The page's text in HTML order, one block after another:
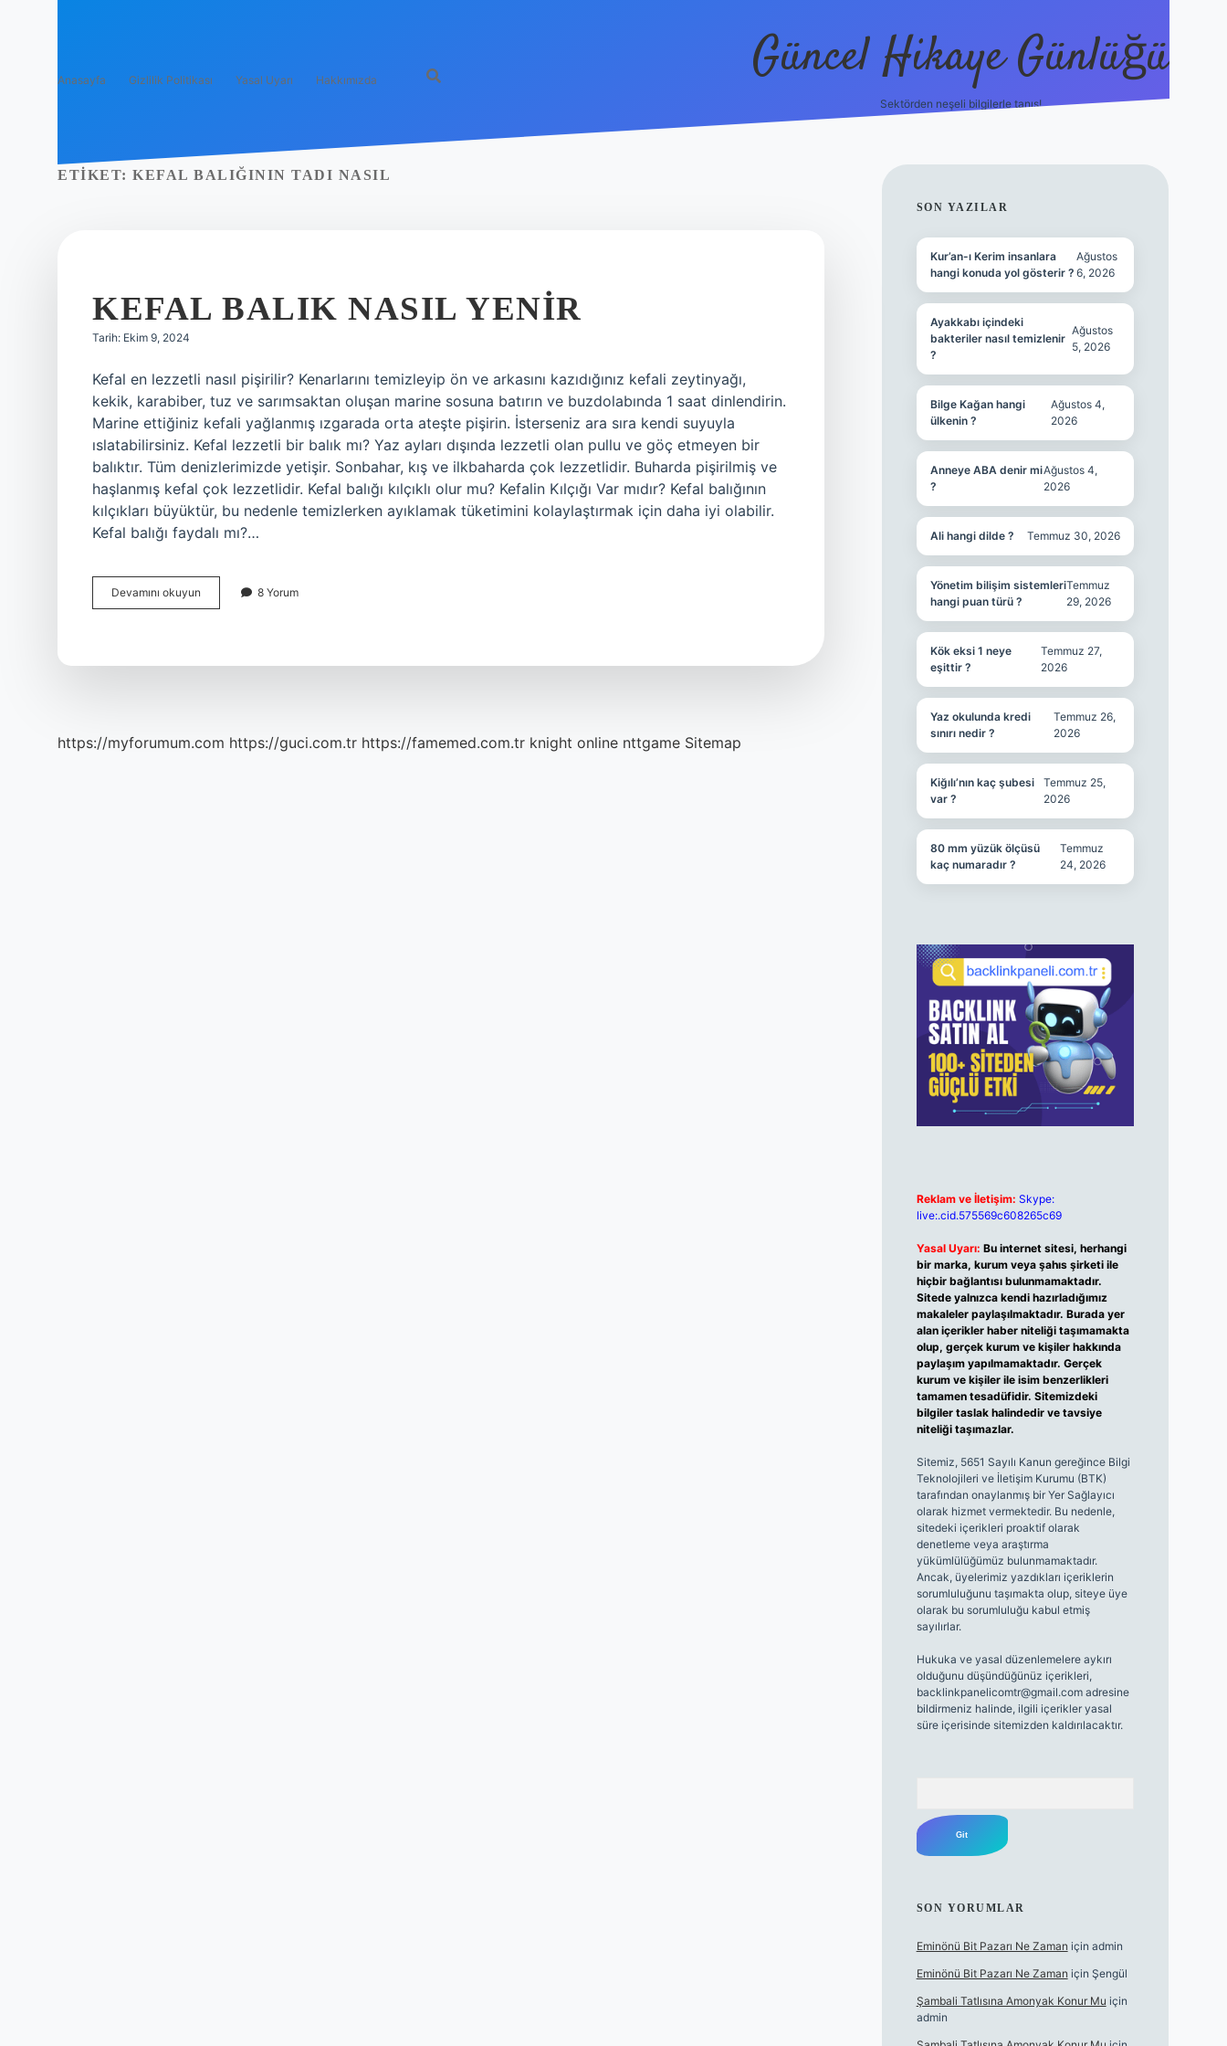
Anasayfa Gizlilik Politikası Yasal Uyarı Hakkımızda Güncel Hikaye Günlüğü
Sektörden neşeli bilgilerle tanış!
ETIKET: KEFAL BALIĞININ TADI NASIL
KEFAL BALIK NASIL YENIR
Tarih: Ekim 9, 2024
Kefal en lezzetli nasıl pişirilir? Kenarlarını temizleyip ön ve arkasını kazıdığınız kefali zeytinyağı,
kekik, karabiber, tuz ve sarımsaktan oluşan marine sosuna batırın ve buzdolabında 1 saat dinlendirin.
Marine ettiğiniz kefali yağlanmış ızgarada orta ateşte pişirin. İsterseniz ara sıra kendi suyuyla
ıslatabilirsiniz. Kefal lezzetli bir balık mı? Yaz ayları dışında lezzetli olan pullu ve göç etmeyen bir
balıktır. Tüm denizlerimizde yetişir. Sonbahar, kış ve ilkbaharda çok lezzetlidir. Buharda pişirilmiş ve
haşlanmış kefal çok lezzetlidir. Kefal balığı kılçıklı olur mu? Kefalin Kılçığı Var mıdır? Kefal balığının
kılçıkları büyüktür, bu nedenle temizlerken ayıklamak tüketimini kolaylaştırmak için daha iyi olabilir.
Kefal balığı faydalı mı?…
Devamını okuyun
Balık
8 Yorum
https://myforumum.com https://guci.com.tr https://famemed.com.tr knight online nttgame Sitemap
SIDEBAR
SON YAZILAR
Kur’an-ı Kerim insanlara
hangi konuda yol gösterir ?
Ağustos
6, 2026
Ayakkabı içindeki
bakteriler nasıl temizlenir
?
Ağustos
5, 2026
Bilge Kağan hangi
ülkenin ?
Ağustos 4,
2026
Anneye ABA denir mi
?
Ağustos 4,
2026
Ali hangi dilde ? Temmuz 30, 2026
Yönetim bilişim sistemleri
hangi puan türü ?
Temmuz
29, 2026
Kök eksi 1 neye
eşittir ?
Temmuz 27,
2026
Yaz okulunda kredi
sınırı nedir ?
Temmuz 26,
2026
Kiğılı’nın kaç şubesi
var ?
Temmuz 25,
2026
80 mm yüzük ölçüsü
kaç numaradır ?
Temmuz
24, 2026
Reklam ve İletişim: Skype:
live:.cid.575569c608265c69
Yasal Uyarı: Bu internet sitesi, herhangi
bir marka, kurum veya şahıs şirketi ile
hiçbir bağlantısı bulunmamaktadır.
Sitede yalnızca kendi hazırladığımız
makaleler paylaşılmaktadır. Burada yer
alan içerikler haber niteliği taşımamakta
olup, gerçek kurum ve kişiler hakkında
paylaşım yapılmamaktadır. Gerçek
kurum ve kişiler ile isim benzerlikleri
tamamen tesadüfidir. Sitemizdeki
bilgiler taslak halindedir ve tavsiye
niteliği taşımazlar.
Sitemiz, 5651 Sayılı Kanun gereğince Bilgi
Teknolojileri ve İletişim Kurumu (BTK)
tarafından onaylanmış bir Yer Sağlayıcı
olarak hizmet vermektedir. Bu nedenle,
sitedeki içerikleri proaktif olarak
denetleme veya araştırma
yükümlülüğümüz bulunmamaktadır.
Ancak, üyelerimiz yazdıkları içeriklerin
sorumluluğunu taşımakta olup, siteye üye
olarak bu sorumluluğu kabul etmiş
sayılırlar.
Hukuka ve yasal düzenlemelere aykırı
olduğunu düşündüğünüz içerikleri,
backlinkpanelicomtr@gmail.comadresine
bildirmeniz halinde, ilgili içerikler yasal
süre içerisinde sitemizden kaldırılacaktır.
SON YORUMLAR
Eminönü Bit Pazarı Ne Zaman için admin
Eminönü Bit Pazarı Ne Zaman için Şengül
Şambali Tatlısına Amonyak Konur Mu için
admin
https://piabella.casino/